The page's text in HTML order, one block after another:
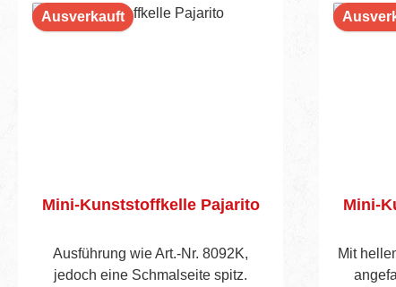
Ausverkauft
Mini-Kunststoffkelle Pajarito
Ausführung wie Art.-Nr. 8092K,
jedoch eine Schmalseite spitz.
Mini-
Mit